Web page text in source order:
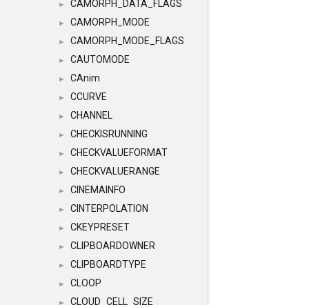
► CAMORPH_DATA_FLAGS
► CAMORPH_MODE
► CAMORPH_MODE_FLAGS
► CAUTOMODE
► CAnim
► CCURVE
► CHANNEL
► CHECKISRUNNING
► CHECKVALUEFORMAT
► CHECKVALUERANGE
► CINEMAINFO
► CINTERPOLATION
► CKEYPRESET
► CLIPBOARDOWNER
► CLIPBOARDTYPE
► CLOOP
►
CLOUD_CELL_SIZE